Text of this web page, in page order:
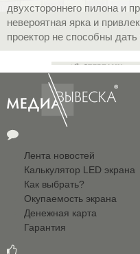
Передвижной LED экран
LED экран (35 кв.м) для
госкорпорации
г.Курчатов.
Инфо-система для АЗС
Информирует
ценах на ГСМ, акциях,
двухстороннего пилона и
невероятная ярка и
проектор не способны
Лента новостей
Калькулятор LED экрана
Как выбрать?
Окупаемость экрана
Денежная карта
Гарантия